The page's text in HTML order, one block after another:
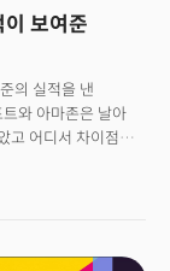
보여준
의 실적을 낸
와 아마존은 날아
고 어디서 차이점을
프트와 메타입니다.
. AI 자본지출을